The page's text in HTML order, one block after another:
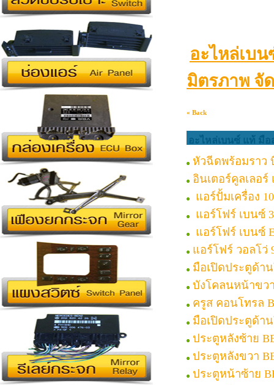
อะไหล่เบ
มิตรภาพ จั
« Back
อะไหล่เบนซ์ แท้ มือ
หัวฉีดพร้อมราว
อินเตอร์คูลเลอร์
แอร์ปั้มเครื่อง
แอร์โฟร์ เบนซ์
แอร์โฟร์ เบนซ์
แอร์โฟร์ วอลโว่
มือเปิดประตูด้า
บังโคลนหน้าขวา
ครูส คอนโทรล
มือเปิดประตูด้าน
ประตูหลังซ้าย
ประตูหลังขวา
ประตูหน้าซ้าย